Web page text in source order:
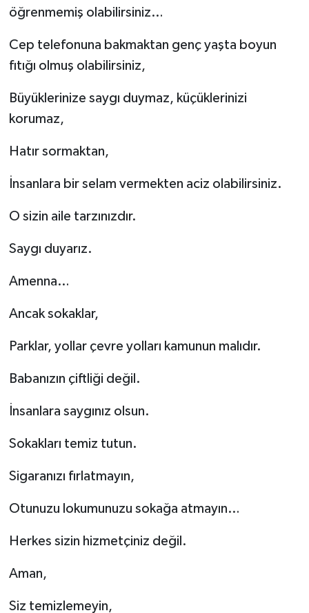
öğrenmemiş olabilirsiniz…
Cep telefonuna bakmaktan genç yaşta boyun
fıtığı olmuş olabilirsiniz,
Büyüklerinize saygı duymaz, küçüklerinizi
korumaz,
Hatır sormaktan,
İnsanlara bir selam vermekten aciz olabilirsiniz.
O sizin aile tarzınızdır.
Saygı duyarız.
Amenna…
Ancak sokaklar,
Parklar, yollar çevre yolları kamunun malıdır.
Babanızın çiftliği değil.
İnsanlara saygınız olsun.
Sokakları temiz tutun.
Sigaranızı fırlatmayın,
Otunuzu lokumunuzu sokağa atmayın…
Herkes sizin hizmetçiniz değil.
Aman,
Siz temizlemeyin,